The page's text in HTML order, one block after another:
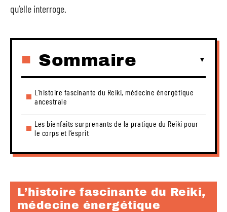
qu’elle interroge.
Sommaire
L’histoire fascinante du Reiki, médecine énergétique
ancestrale
Les bienfaits surprenants de la pratique du Reiki pour
le corps et l’esprit
L’histoire fascinante du Reiki,
médecine énergétique